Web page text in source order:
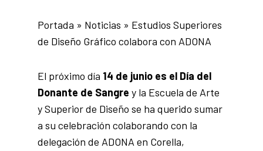
Portada » Noticias » Estudios Superiores
de Diseño Gráfico colabora con ADONA
El próximo día 14 de junio es el Día del
Donante de Sangre y la Escuela de Arte
y Superior de Diseño se ha querido sumar
a su celebración colaborando con la
delegación de ADONA en Corella,